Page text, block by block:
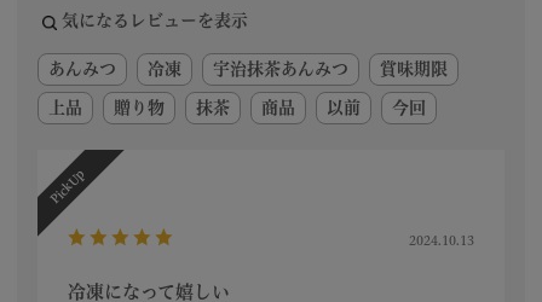
気になるレビューを表示
あんみつ 冷凍 宇治抹茶あんみつ 賞味期限
上品 贈り物 抹茶 商品 以前 今回
2024.10.13
冷凍になって嬉しい